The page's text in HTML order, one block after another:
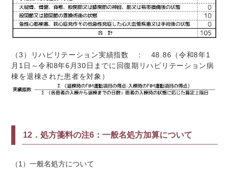
（3）リハビリテーション実績指数 ： 48.86（令和8年1
月1日～令和8年6月30日までに回復期リハビリテーション病
棟を退棟された患者を対象）
12．処方箋料の注6：一般名処方加算について
（1）一般名処方について